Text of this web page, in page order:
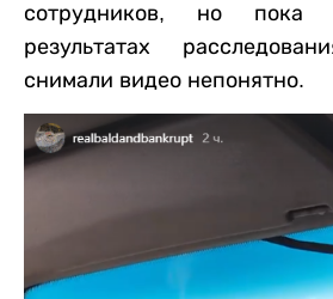
сотрудников, но пока
результатах
снимали видео непонятно.